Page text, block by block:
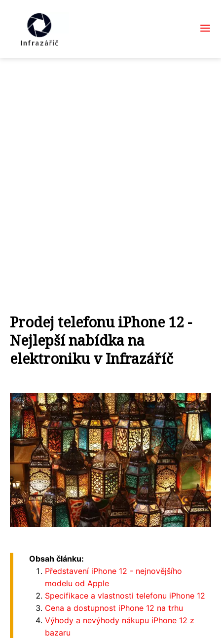
Prodej telefonu iPhone 12 -
Nejlepší nabídka na
elektroniku v Infrazáříč
Obsah článku:
Představení iPhone 12 - nejnovějšího
modelu od Apple
Specifikace a vlastnosti telefonu iPhone 12
Cena a dostupnost iPhone 12 na trhu
Výhody a nevýhody nákupu iPhone 12 z
bazaru